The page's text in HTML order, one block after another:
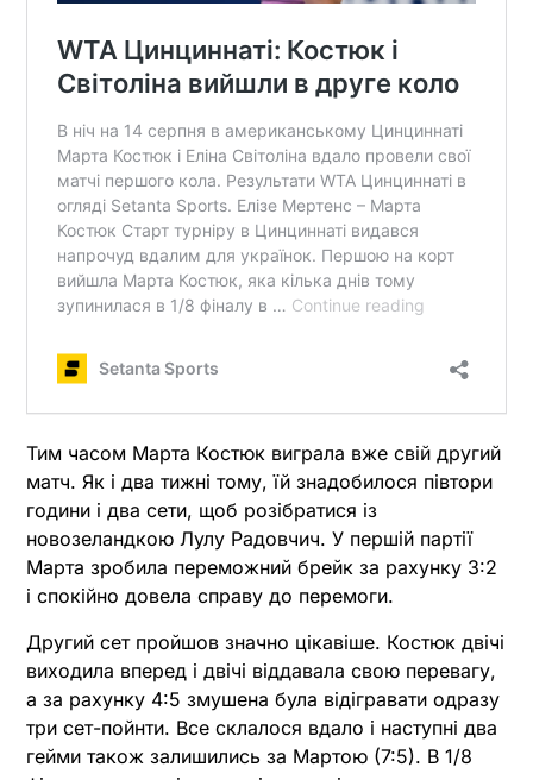
Тим часом Марта Костюк виграла вже свій другий
матч. Як і два тижні тому, їй знадобилося півтори
години і два сети, щоб розібратися із
новозеландкою Лулу Радовчич. У першій партії
Марта зробила переможний брейк за рахунку 3:2
і спокійно довела справу до перемоги.
Другий сет пройшов значно цікавіше. Костюк двічі
виходила вперед і двічі віддавала свою перевагу,
а за рахунку 4:5 змушена була відігравати одразу
три сет-пойнти. Все склалося вдало і наступні два
гейми також залишились за Мартою (7:5). В 1/8